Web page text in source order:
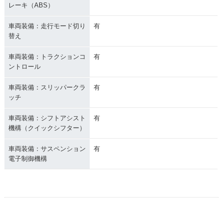
レーキ（ABS）
車両装備：走行モード切り
替え
有
車両装備：トラクションコ
ントロール
有
車両装備：スリッパークラ
ッチ
有
車両装備：シフトアシスト
機構（クイックシフター）
有
車両装備：サスペンション
電子制御機構
有